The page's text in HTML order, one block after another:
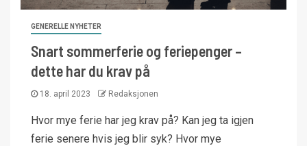
GENERELLE NYHETER
Snart sommerferie og feriepenger –
dette har du krav på
18. april 2023 Redaksjonen
Hvor mye ferie har jeg krav på? Kan jeg ta igjen
ferie senere hvis jeg blir syk? Hvor mye